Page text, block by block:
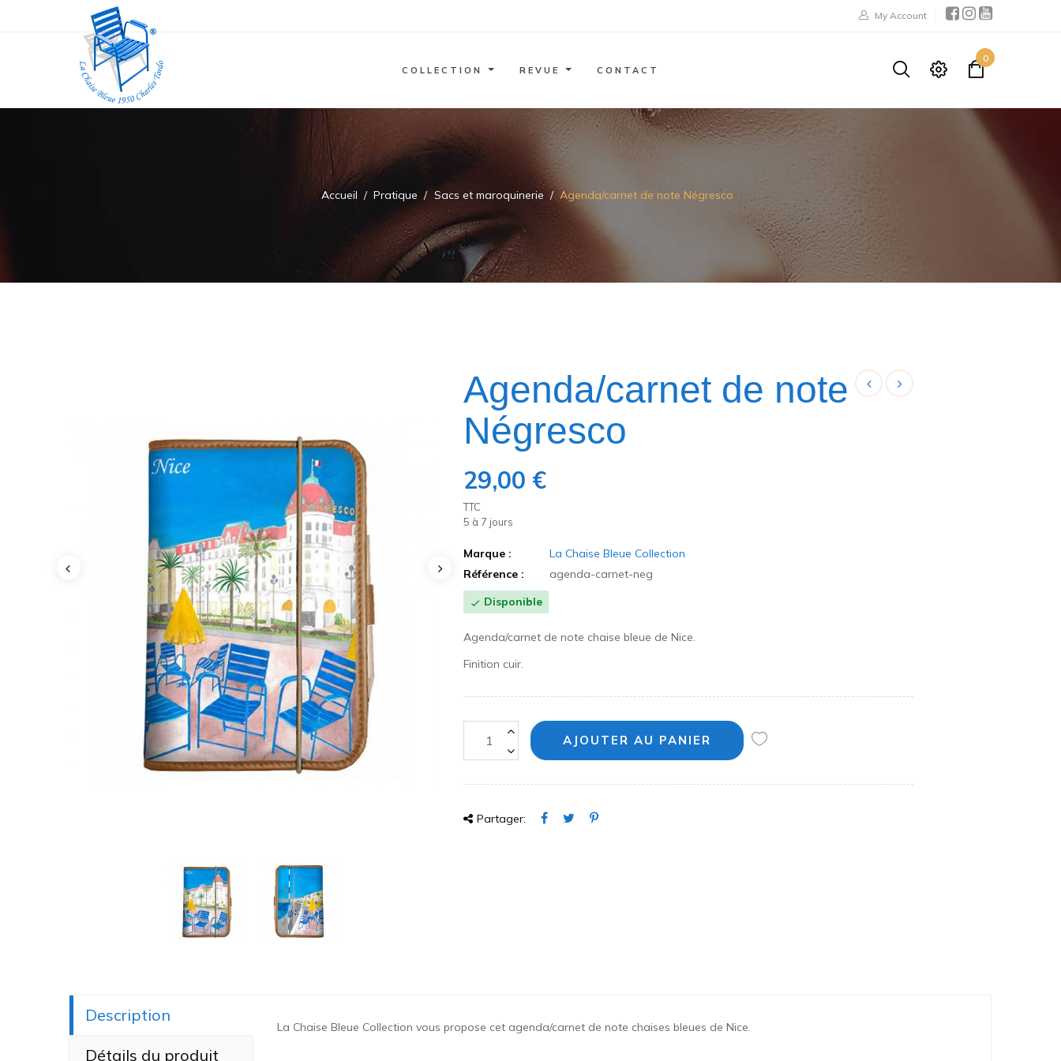
My Account
COLLECTION REVUE CONTACT
0
Accueil Pratique Sacs et maroquinerie Agenda/carnet de note Négresco
Agenda/carnet de note
Négresco
29,00 €
TTC
5 à 7 jours
Marque :
La Chaise Bleue Collection
Référence :
agenda-carnet-neg
 Disponible
Agenda/carnet de note chaise bleue de Nice.
Finition cuir.
AJOUTER AU PANIER
Partager:
Description
Détails du produit
La Chaise Bleue Collection vous propose cet agenda/carnet de note chaises bleues de Nice.